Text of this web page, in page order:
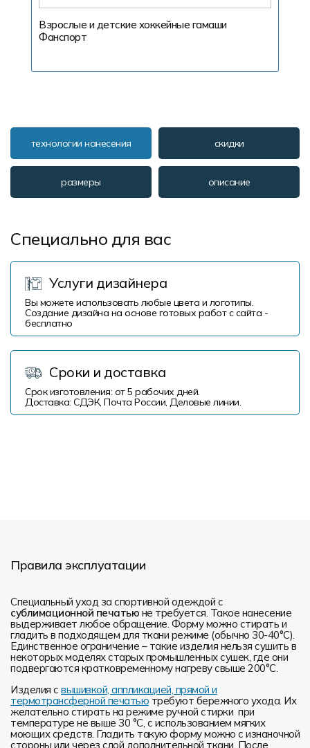
Взрослые и детские хоккейные гамаши
Фанспорт
технологии нанесения скидки
размеры описание
Специально для вас
Услуги дизайнера
Вы можете использовать любые цвета и логотипы.
Создание дизайна на основе готовых работ с сайта -
бесплатно
Сроки и доставка
Срок изготовления: от 5 рабочих дней.
Доставка: СДЭК, Почта России, Деловые линии.
Правила эксплуатации
Специальный уход за спортивной одеждой с
сублимационной печатью не требуется. Такое нанесение
выдерживает любое обращение. Форму можно стирать и
гладить в подходящем для ткани режиме (обычно 30-40°С).
Единственное ограничение – такие изделия нельзя сушить в
некоторых моделях старых промышленных сушек, где они
подвергаются кратковременному нагреву свыше 200°С.
Изделия с вышивкой, аппликацией, прямой и
термотрансферной печатью требуют бережного ухода. Их
желательно стирать на режиме ручной стирки при
температуре не выше 30 °C, с использованием мягких
моющих средств. Гладить такую форму можно с изнаночной
стороны или через слой дополнительной ткани. После